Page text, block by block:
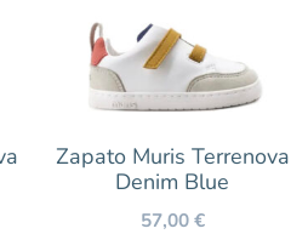
Zapato Muris Terrenova
Denim Blue
57,00€